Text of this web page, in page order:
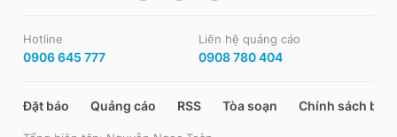
Hotline
0906 645 777
Liên hệ quảng cáo
0908 780 404
Đặt báo Quảng cáo RSS Tòa soạn Chính sách bảo